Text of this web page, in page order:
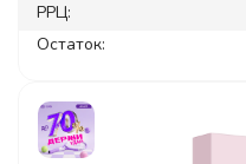
РРЦ:
Остаток: